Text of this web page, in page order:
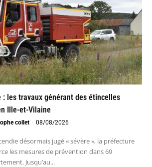
: les travaux générant des étincelles
Ille-et-Vilaine
collet - 08/08/2026
désormais jugé « sévère », la préfecture
les mesures de prévention dans 69
Jusqu’au...